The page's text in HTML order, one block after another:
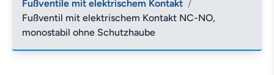
Fußventile mit elektrischem Kontakt /
Fußventil mit elektrischem Kontakt NC-NO,
monostabil ohne Schutzhaube